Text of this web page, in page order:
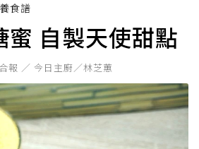
食譜
蜜 自製天使甜點
報 ／ 今日主廚／林芝蕙